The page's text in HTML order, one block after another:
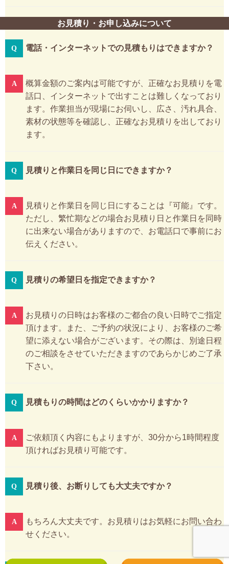
お見積り・お申し込みについて
電話・インターネットでの見積もりはできますか？
概算金額のご案内は可能ですが、正確なお見積りを電
話口、インターネットで出すことは難しくなっており
ます。作業担当が現場にお伺いし、広さ、汚れ具合、
素材の状態等を確認し、正確なお見積りを出しており
ます。
見積りと作業日を同じ日にできますか？
見積りと作業日を同じ日にすることは『可能』です。
ただし、繁忙期などの場合お見積り日と作業日を同時
に出来ない場合がありますので、お電話口で事前にお
伝えください。
見積りの希望日を指定できますか？
お見積りの日時はお客様のご都合の良い日時でご指定
頂けます。また、ご予約の状況により、お客様のご希
望に添えない場合がございます。その際は、別途日程
のご相談をさせていただきますのであらかじめご了承
下さい。
見積もりの時間はどのくらいかかりますか？
ご依頼頂く内容にもよりますが、30分から1時間程度
頂ければお見積り可能です。
見積り後、お断りしても大丈夫ですか？
もちろん大丈夫です。お見積りはお気軽にお問い合わ
せください。